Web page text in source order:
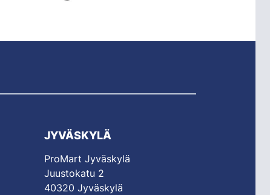
JYVÄSKYLÄ
ProMart Jyväskylä
Juustokatu 2
40320 Jyväskylä